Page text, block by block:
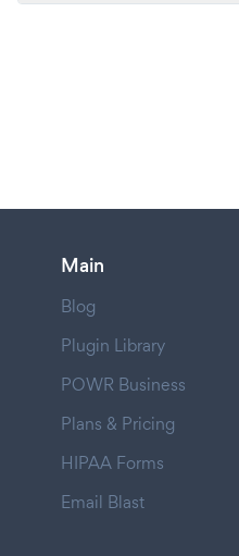
Main
Blog
Plugin Library
POWR Business
Plans & Pricing
HIPAA Forms
Email Blast